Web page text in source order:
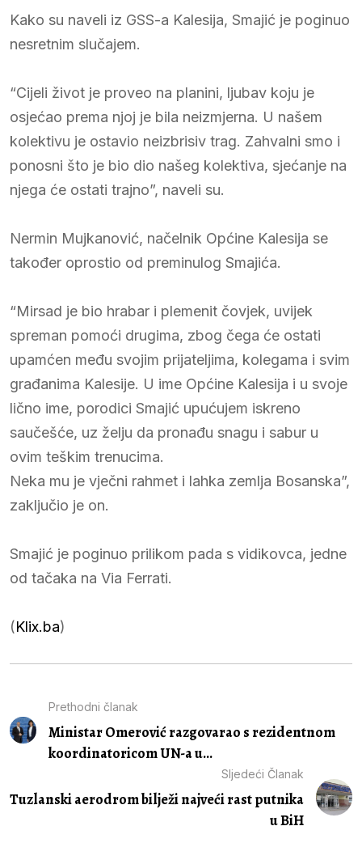
Kako su naveli iz GSS-a Kalesija, Smajić je poginuo
nesretnim slučajem.
“Cijeli život je proveo na planini, ljubav koju je
osjećao prema njoj je bila neizmjerna. U našem
kolektivu je ostavio neizbrisiv trag. Zahvalni smo i
ponosni što je bio dio našeg kolektiva, sjećanje na
njega će ostati trajno”, naveli su.
Nermin Mujkanović, načelnik Općine Kalesija se
također oprostio od preminulog Smajića.
“Mirsad je bio hrabar i plemenit čovjek, uvijek
spreman pomoći drugima, zbog čega će ostati
upamćen među svojim prijateljima, kolegama i svim
građanima Kalesije. U ime Općine Kalesija i u svoje
lično ime, porodici Smajić upućujem iskreno
saučešće, uz želju da pronađu snagu i sabur u
ovim teškim trenucima.
Neka mu je vječni rahmet i lahka zemlja Bosanska”,
zaključio je on.
Smajić je poginuo prilikom pada s vidikovca, jedne
od tačaka na Via Ferrati.
(Klix.ba)
Prethodni članak
Ministar Omerović razgovarao s rezidentnom
koordinatoricom UN-a u...
Sljedeći Članak
Tuzlanski aerodrom bilježi najveći rast putnika
u BiH